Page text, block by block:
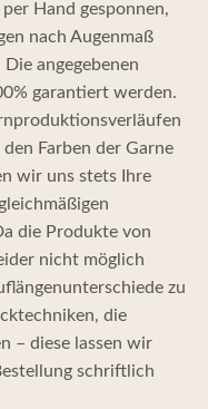
Hand gesponnen,
nach Augenmaß
angegebenen
garantiert werden.
Farben der Garne
wir uns stets Ihre
die Produkte von
nicht möglich
zu
die
– diese lassen wir
schriftlich